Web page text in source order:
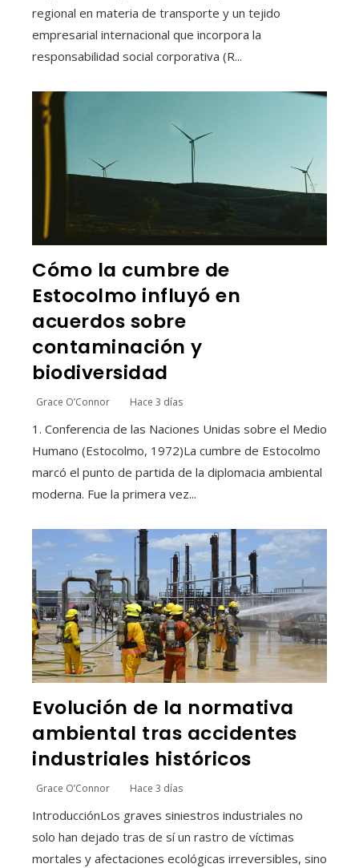
regional en materia de transporte y un tejido
empresarial internacional que incorpora la
responsabilidad social corporativa (R...
Cómo la cumbre de
Estocolmo influyó en
acuerdos sobre
contaminación y
biodiversidad
Grace O’Connor Hace 3 días
1. Conferencia de las Naciones Unidas sobre el Medio
Humano (Estocolmo, 1972)La cumbre de Estocolmo
marcó el punto de partida de la diplomacia ambiental
moderna. Fue la primera vez...
Evolución de la normativa
ambiental tras accidentes
industriales históricos
Grace O’Connor Hace 3 días
IntroducciónLos graves siniestros industriales no
solo han dejado tras de sí un rastro de víctimas
mortales y afectaciones ecológicas irreversibles, sino